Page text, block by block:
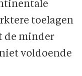
toelagen
de minder
voldoende